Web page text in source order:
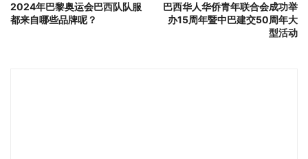
2024年巴黎奥运会巴西队队服
都来自哪些品牌呢？
巴西华人华侨青年联合会成功举
办15周年暨中巴建交50周年大
型活动